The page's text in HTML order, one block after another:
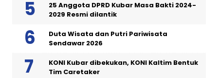
25 Anggota DPRD Kubar Masa Bakti 2024-
2029 Resmi dilantik
Duta Wisata dan Putri Pariwisata
Sendawar 2026
KONI Kubar dibekukan, KONI Kaltim Bentuk
Tim Caretaker